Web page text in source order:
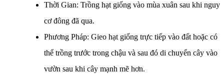
Thời Gian: Trồng hạt giống vào mùa xuân sau khi nguy
cơ đông đã qua.
Phương Pháp: Gieo hạt giống trực tiếp vào đất hoặc có
thể trồng trước trong chậu và sau đó di chuyển cây vào
vườn sau khi cây mạnh mẽ hơn.